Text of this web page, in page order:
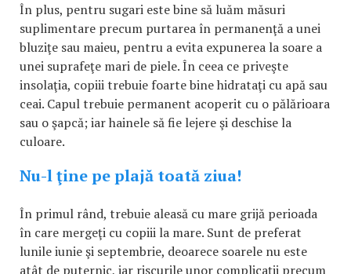
În plus, pentru sugari este bine să luăm măsuri
suplimentare precum purtarea în permanenţă a unei
bluziţe sau maieu, pentru a evita expunerea la soare a
unei suprafeţe mari de piele. În ceea ce priveşte
insolaţia, copiii trebuie foarte bine hidrataţi cu apă sau
ceai. Capul trebuie permanent acoperit cu o pălărioara
sau o şapcă; iar hainele să fie lejere şi deschise la
culoare.
Nu-l ţine pe plajă toată ziua!
În primul rând, trebuie aleasă cu mare grijă perioada
în care mergeţi cu copiii la mare. Sunt de preferat
lunile iunie şi septembrie, deoarece soarele nu este
atât de puternic, iar riscurile unor complicaţii precum